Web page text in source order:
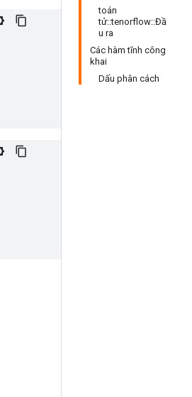
toán
tử::tenorflow::Đầ
u ra
Các hàm tĩnh công
khai
Dấu phân cách